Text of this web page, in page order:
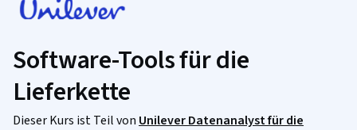
Software-Tools für die
Lieferkette
Dieser Kurs ist Teil von Unilever Datenanalyst für die